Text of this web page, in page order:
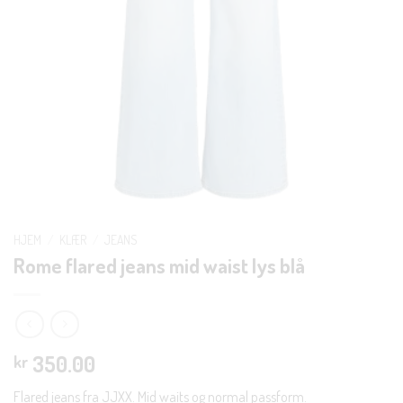
Rome flared jeans mid waist lys blå
kr 350.00
Flared jeans fra JJXX. Mid waits og normal passform.